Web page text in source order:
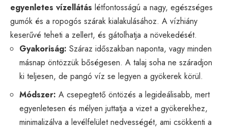
egyenletes vízellátás létfontosságú a nagy, egészséges
gumók és a ropogós szárak kialakulásához. A vízhiány
keserűvé teheti a zellert, és gátolhatja a növekedését.
Gyakoriság: Száraz időszakban naponta, vagy minden
másnap öntözzük bőségesen. A talaj soha ne száradjon
ki teljesen, de pangó víz se legyen a gyökerek körül.
Módszer: A csepegtető öntözés a legideálisabb, mert
egyenletesen és mélyen juttatja a vizet a gyökerekhez,
minimalizálva a levélfelület nedvességét, ami csökkenti a